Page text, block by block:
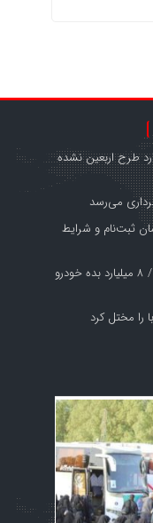
طرح اربعین نشده
می‌رسد
ثبت‌نام و شرایط
کاسبی خارج‌نشین‌ها با سهمیه اقامت / ۸ میلیارد بده خودرو
را مختل کرد